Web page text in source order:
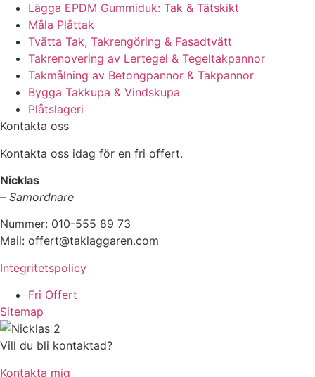
Lägga EPDM Gummiduk: Tak & Tätskikt
Måla Plåttak
Tvätta Tak, Takrengöring & Fasadtvätt
Takrenovering av Lertegel & Tegeltakpannor
Takmålning av Betongpannor & Takpannor
Bygga Takkupa & Vindskupa
Plåtslageri
Kontakta oss
Kontakta oss idag för en fri offert.
Nicklas
– Samordnare
Nummer: 010-555 89 73
Mail: offert@taklaggaren.com
Integritetspolicy
Fri Offert
Sitemap
Vill du bli kontaktad?
Kontakta mig